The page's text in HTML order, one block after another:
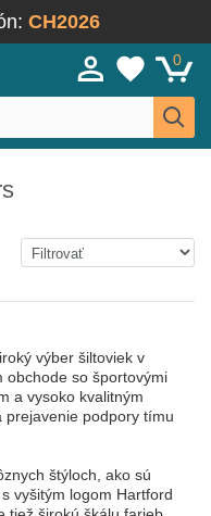
CH2026
0
výber šiltoviek v
obchode so športovými
a vysoko kvalitným
prejavenie podpory tímu
štýloch, ako sú
vyšitým logom Hartford